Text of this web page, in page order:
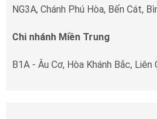
NG3A, Chánh Phú Hòa, Bến Cát,
Chi nhánh Miền Trung
B1A - Âu Cơ, Hòa Khánh Bắc, Liên